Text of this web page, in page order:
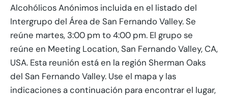
Alcohólicos Anónimos incluida en el listado del
Intergrupo del Área de San Fernando Valley. Se
reúne martes, 3:00 pm to 4:00 pm. El grupo se
reúne en Meeting Location, San Fernando Valley, CA,
USA. Esta reunión está en la región Sherman Oaks
del San Fernando Valley. Use el mapa y las
indicaciones a continuación para encontrar el lugar,